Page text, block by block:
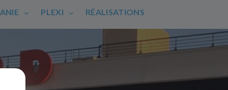
PLEXI RÉALISATIONS